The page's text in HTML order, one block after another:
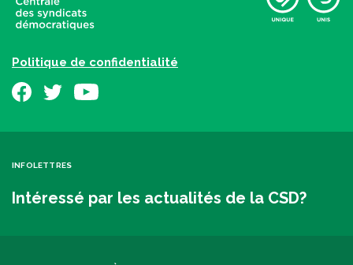
Politique de confidentialité
INFOLETTRES
Intéressé par les actualités de la CSD?